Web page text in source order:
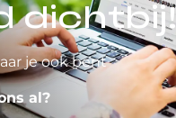
dichtbij!
je ook bent
al?